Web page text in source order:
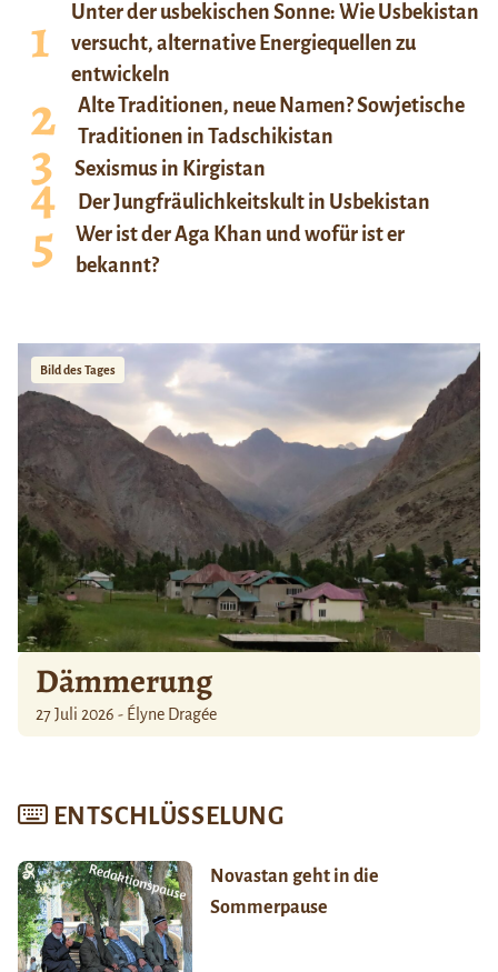
Unter der usbekischen Sonne: Wie Usbekistan
versucht, alternative Energiequellen zu
entwickeln
Alte Traditionen, neue Namen? Sowjetische
Traditionen in Tadschikistan
Sexismus in Kirgistan
Der Jungfräulichkeitskult in Usbekistan
Wer ist der Aga Khan und wofür ist er
bekannt?
Bild des Tages
Dämmerung
27 Juli 2026 - Élyne Dragée
ENTSCHLÜSSELUNG
Novastan geht in die
Sommerpause